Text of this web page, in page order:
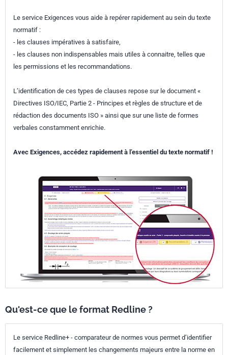
Le service Exigences vous aide à repérer rapidement au sein du texte
normatif :
- les clauses impératives à satisfaire,
- les clauses non indispensables mais utiles à connaitre, telles que
les permissions et les recommandations.
L’identification de ces types de clauses repose sur le document «
Directives ISO/IEC, Partie 2 - Principes et règles de structure et de
rédaction des documents ISO » ainsi que sur une liste de formes
verbales constamment enrichie.
Avec Exigences, accédez rapidement à l’essentiel du texte normatif !
Qu'est-ce que le format Redline ?
Le service Redline+ - comparateur de normes vous permet d’identifier
facilement et simplement les changements majeurs entre la norme en